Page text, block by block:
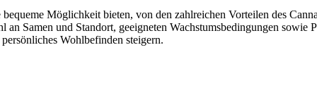
Möglichkeit bieten, von den zahlreichen Vorteilen des
Samen und Standort, geeigneten Wachstumsbedingungen sowie
Wohlbefinden steigern.